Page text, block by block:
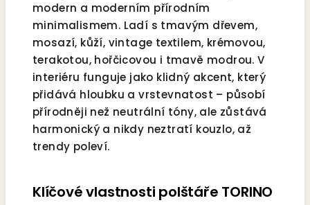
modern a moderním přírodním
minimalismem. Ladí s tmavým dřevem,
mosazí, kůží, vintage textilem, krémovou,
terakotou, hořčicovou i tmavě modrou. V
interiéru funguje jako klidný akcent, který
přidává hloubku a vrstevnatost – působí
přírodněji než neutrální tóny, ale zůstává
harmonický a nikdy neztratí kouzlo, až
trendy poleví.
Klíčové vlastnosti polštáře TORINO